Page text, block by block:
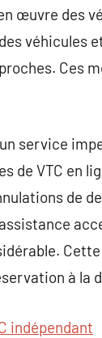
œuvre des
véhicules
Ces
service
de VTC en
de
à la
indépendant